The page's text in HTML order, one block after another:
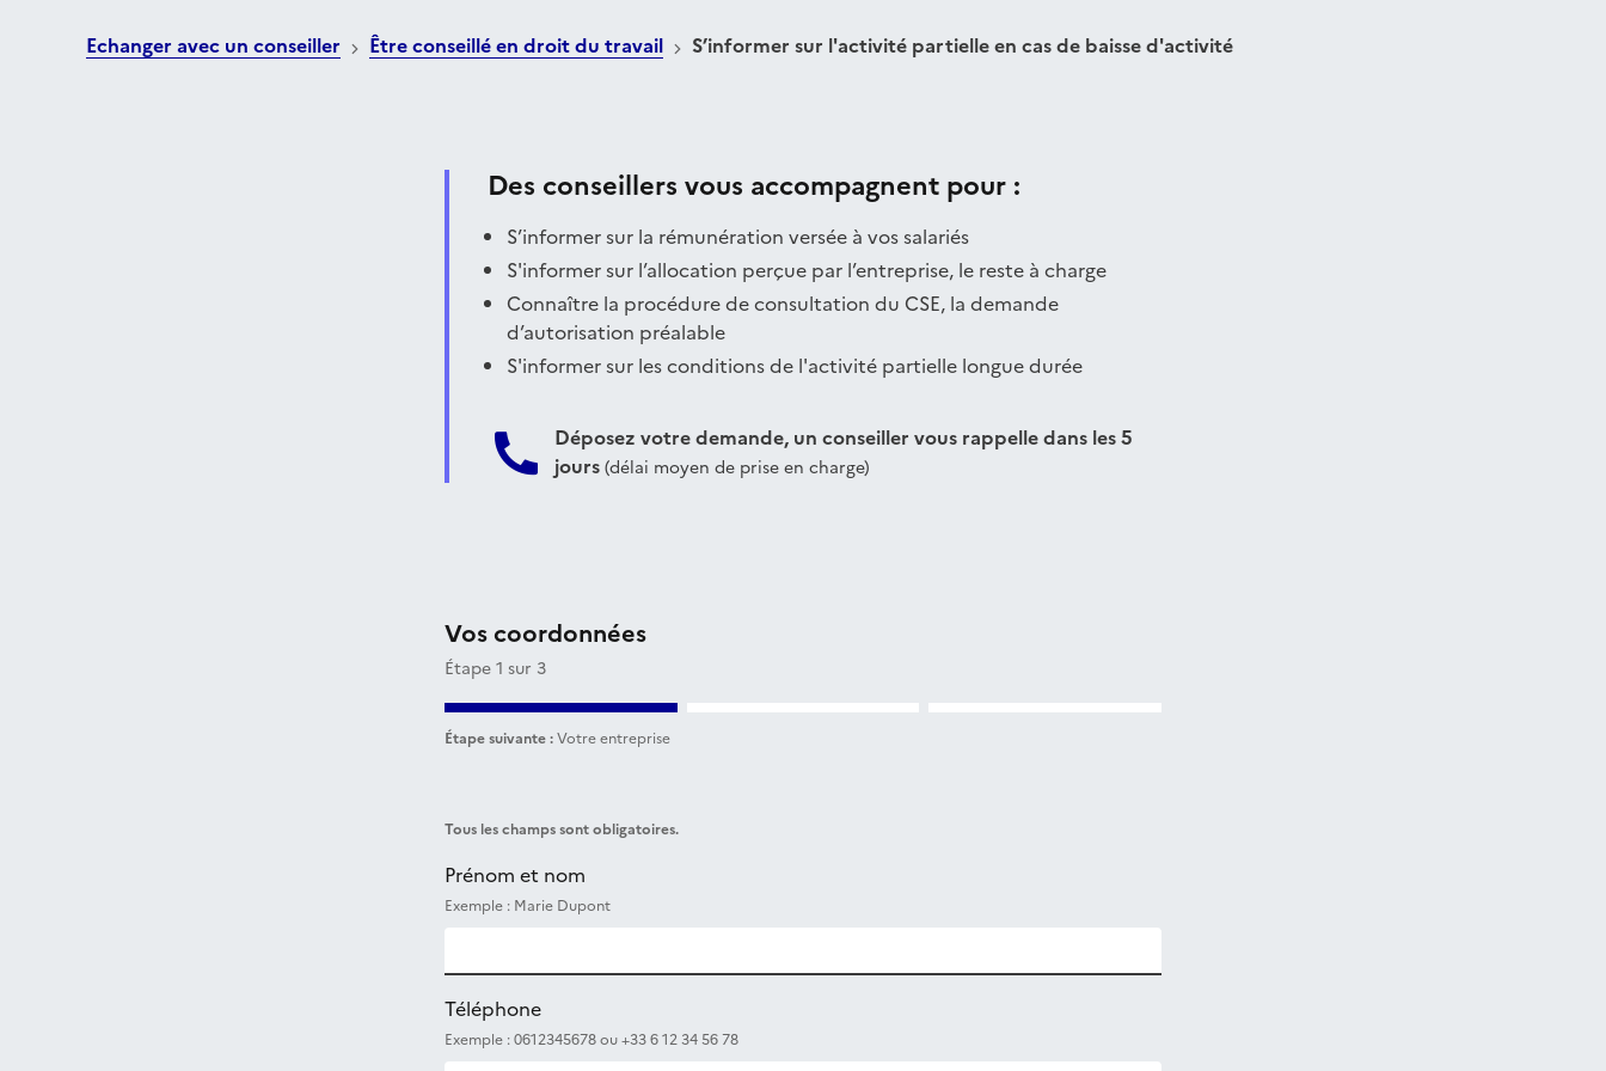
Echanger avec un conseiller Être conseillé en droit du travail S’informer sur l'activité partielle en cas de baisse d'activité
Des conseillers vous accompagnent pour :
S’informer sur la rémunération versée à vos salariés
S'informer sur l’allocation perçue par l’entreprise, le reste à charge
Connaître la procédure de consultation du CSE, la demande
d’autorisation préalable
S'informer sur les conditions de l'activité partielle longue durée
Déposez votre demande, un conseiller vous rappelle dans les 5
jours(délai moyen de prise en charge)
Étape 1 sur 3
Vos coordonnées
Étape suivante :Votre entreprise
Tous les champs sont obligatoires.
Prénom et nom
Exemple : Marie Dupont
Téléphone
Exemple : 0612345678 ou +33 6 12 34 56 78